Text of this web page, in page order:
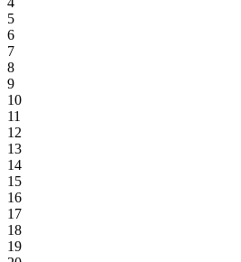
5
6
7
8
9
10
11
12
13
14
15
16
17
18
19